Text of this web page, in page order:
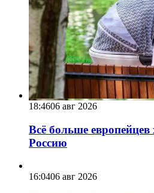
18:4606 авг 2026
Всё больше европейцев
Россию
16:0406 авг 2026